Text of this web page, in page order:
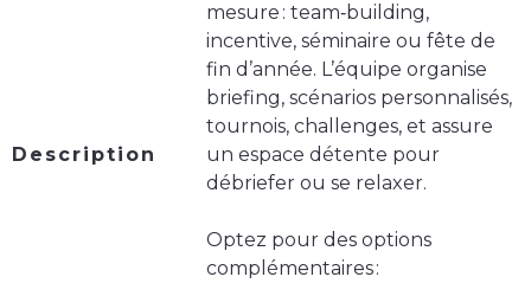
Description
mesure : team‑building,
incentive, séminaire ou fête de
fin d’année. L’équipe organise
briefing, scénarios personnalisés,
tournois, challenges, et assure
un espace détente pour
débriefer ou se relaxer.
Optez pour des options
complémentaires :